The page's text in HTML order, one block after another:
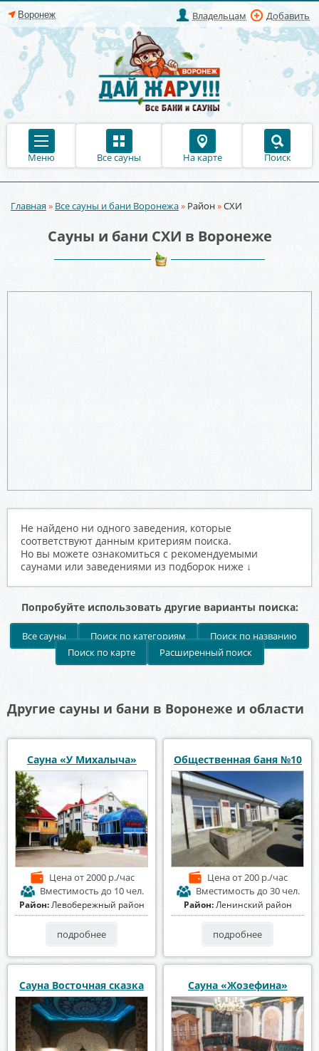
Владельцам Добавить
Меню Все сауны На карте Поиск
Вы здесь
Главная» Все сауны и бани Воронежа» Район»СХИ
Сауны и бани СХИ в Воронеже
Не найдено ни одного заведения, которые
соответствуют данным критериям поиска.
Но вы можете ознакомиться с рекомендуемыми
саунами или заведениями из подборок ниже ↓
Попробуйте использовать другие варианты поиска:
Все сауны Поиск по категориям
Поиск по названию
Поиск по карте
Расширенный поиск
Другие сауны и бани в Воронеже и области
Сауна «У Михалыча»
Ценаот 2000 р./час
Вместимость до 10 чел.
Район:Левобережный район
подробнее
Общественная баня №10
Ценаот 200 р./час
Вместимость до 30 чел.
Район:Ленинский район
подробнее
Сауна Восточная сказка Сауна «Жозефина»